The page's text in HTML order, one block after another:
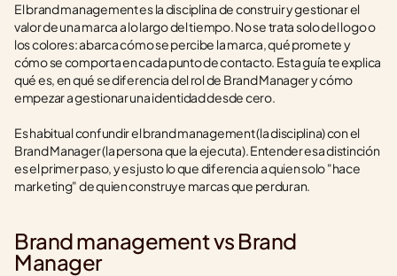
El brand management es la disciplina de construir y gestionar el
valor de una marca a lo largo del tiempo. No se trata solo del logo o
los colores: abarca cómo se percibe la marca, qué promete y
cómo se comporta en cada punto de contacto. Esta guía te explica
qué es, en qué se diferencia del rol de Brand Manager y cómo
empezar a gestionar una identidad desde cero.
Es habitual confundir el brand management (la disciplina) con el
Brand Manager (la persona que la ejecuta). Entender esa distinción
es el primer paso, y es justo lo que diferencia a quien solo "hace
marketing" de quien construye marcas que perduran.
Brand management vs Brand
Manager